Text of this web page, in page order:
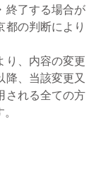
終了する場合が
の判断により
り、内容の変更
降、当該変更又
される全ての方